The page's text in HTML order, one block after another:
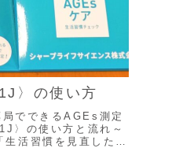
〉の使い方
でできるAGEs測定
〉の使い方と流れ～
生活習慣を見直した